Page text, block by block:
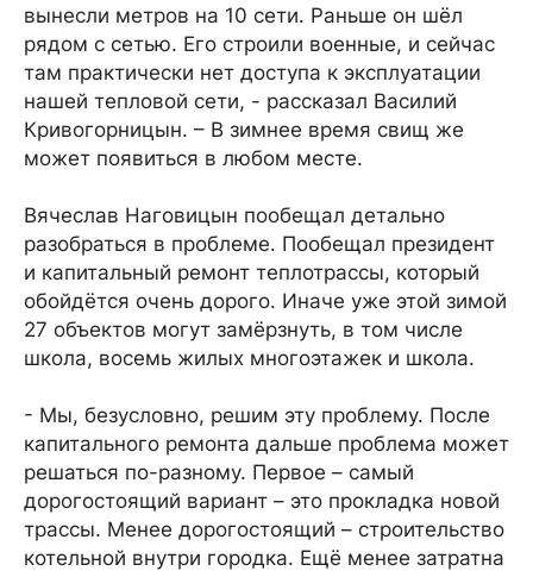
вынесли метров на 10 сети. Раньше он шёл
рядом с сетью. Его строили военные, и сейчас
там практически нет доступа к эксплуатации
нашей тепловой сети, - рассказал Василий
Кривогорницын. – В зимнее время свищ же
может появиться в любом месте.
Вячеслав Наговицын пообещал детально
разобраться в проблеме. Пообещал президент
и капитальный ремонт теплотрассы, который
обойдётся очень дорого. Иначе уже этой зимой
27 объектов могут замёрзнуть, в том числе
школа, восемь жилых многоэтажек и школа.
- Мы, безусловно, решим эту проблему. После
капитального ремонта дальше проблема может
решаться по-разному. Первое – самый
дорогостоящий вариант – это прокладка новой
трассы. Менее дорогостоящий – строительство
котельной внутри городка. Ещё менее затратна